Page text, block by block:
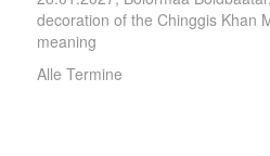
decoration of the Chinggis Khan
meaning
Alle Termine